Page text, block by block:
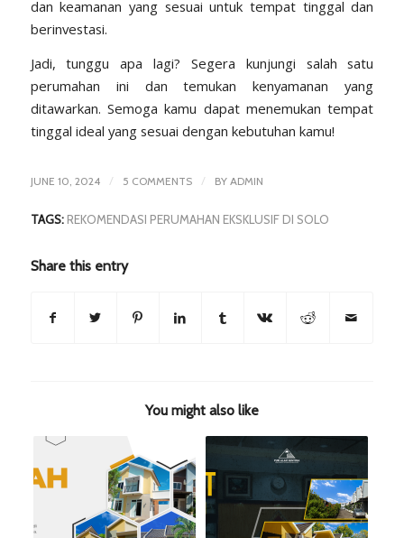
dan keamanan yang sesuai untuk tempat tinggal dan
berinvestasi.
Jadi, tunggu apa lagi? Segera kunjungi salah satu
perumahan ini dan temukan kenyamanan yang
ditawarkan. Semoga kamu dapat menemukan tempat
tinggal ideal yang sesuai dengan kebutuhan kamu!
JUNE 10, 2024 / 5 COMMENTS / BY ADMIN
TAGS: REKOMENDASI PERUMAHAN EKSKLUSIF DI SOLO
Share this entry
You might also like